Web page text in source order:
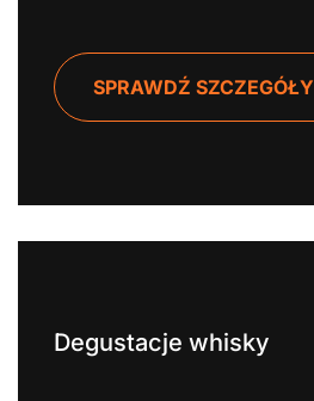
SPRAWDŹ SZCZEGÓŁY
Degustacje whisky